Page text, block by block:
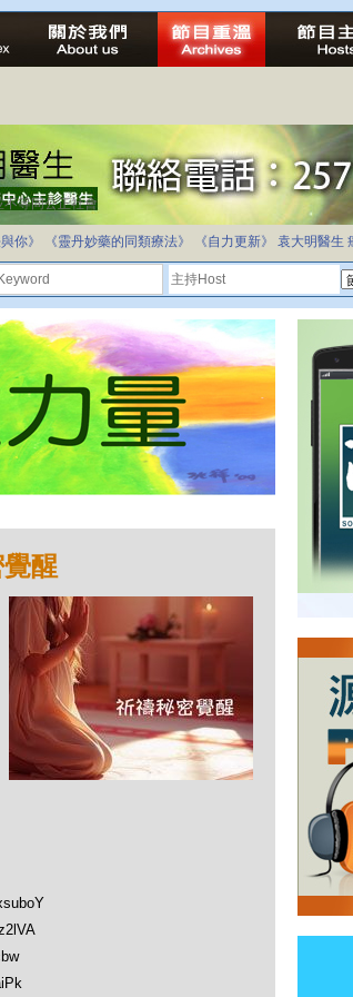
不等同公正社會
法化-推動多元化教育，全民學卷制
你》 《靈丹妙藥的同類療法》 《自力更新》 袁大明醫生
醒